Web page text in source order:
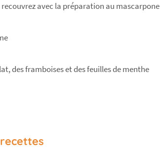
avec la préparation au mascarpone
des framboises et des feuilles de menthe